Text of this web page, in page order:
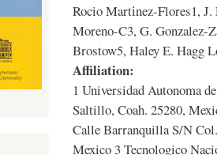
Rocio Martіnez-Flores1,
Moreno-C3, G. Gonzalez-
Brostow5, Haley E. Hagg
Affiliation:
1 Universidad Autonoma
Saltillo, Coah. 25280,
Calle Barranquilla S/N
Mexico 3 Tecnologico